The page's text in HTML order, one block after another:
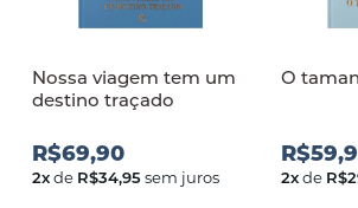
Nossa viagem tem um
destino traçado
R$69,90
2xde R$34,95sem juros
O
2xde